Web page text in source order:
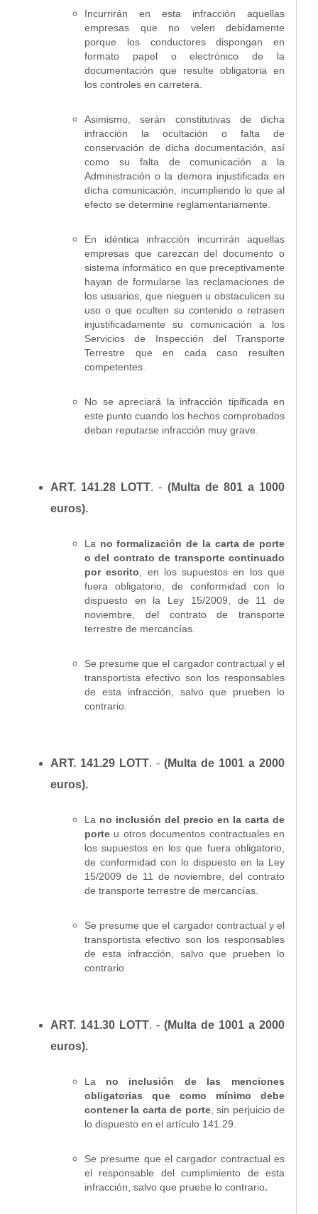
Incurrirán en esta infracción aquellas
empresas que no velen debidamente
porque los conductores dispongan en
formato papel o electrónico de la
documentación que resulte obligatoria en
los controles en carretera.
Asimismo, serán constitutivas de dicha
infracción la ocultación o falta de
conservación de dicha documentación, así
como su falta de comunicación a la
Administración o la demora injustificada en
dicha comunicación, incumpliendo lo que al
efecto se determine reglamentariamente.
En idéntica infracción incurrirán aquellas
empresas que carezcan del documento o
sistema informático en que preceptivamente
hayan de formularse las reclamaciones de
los usuarios, que nieguen u obstaculicen su
uso o que oculten su contenido o retrasen
injustificadamente su comunicación a los
Servicios de Inspección del Transporte
Terrestre que en cada caso resulten
competentes.
No se apreciará la infracción tipificada en
este punto cuando los hechos comprobados
deban reputarse infracción muy grave.
ART. 141.28 LOTT. - (Multa de 801 a 1000
euros).
La no formalización de la carta de porte
o del contrato de transporte continuado
por escrito , en los supuestos en los que
fuera obligatorio, de conformidad con lo
dispuesto en la Ley 15/2009, de 11 de
noviembre, del contrato de transporte
terrestre de mercancías.
Se presume que el cargador contractual y el
transportista efectivo son los responsables
de esta infracción, salvo que prueben lo
contrario.
ART. 141.29 LOTT. - (Multa de 1001 a 2000
euros).
La no inclusión del precio en la carta de
porte u otros documentos contractuales en
los supuestos en los que fuera obligatorio,
de conformidad con lo dispuesto en la Ley
15/2009 de 11 de noviembre, del contrato
de transporte terrestre de mercancías.
Se presume que el cargador contractual y el
transportista efectivo son los responsables
de esta infracción, salvo que prueben lo
contrario
ART. 141.30 LOTT. - (Multa de 1001 a 2000
euros).
La
no inclusión de las menciones
obligatorias que como mínimo debe
contener la carta de porte, sin perjuicio de
lo dispuesto en el artículo 141.29.
Se presume que el cargador contractual es
el responsable del cumplimiento de esta
infracción, salvo que pruebe lo contrario.